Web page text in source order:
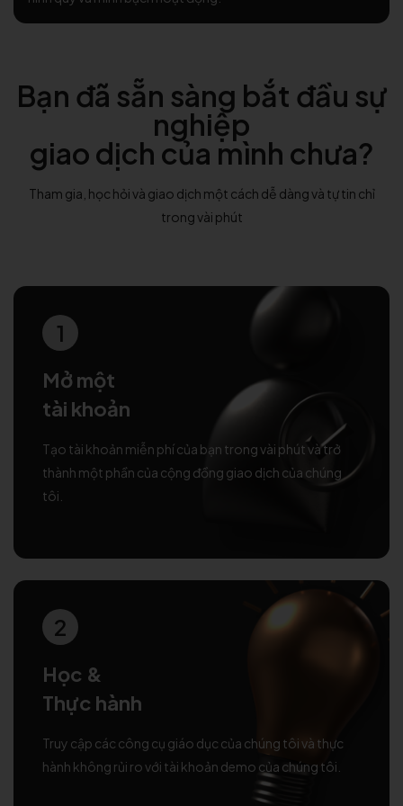
Bạn đã sẵn sàng bắt đầu sự
nghiệp
giao dịch của mình chưa?
Tham gia, học hỏi và giao dịch một cách dễ dàng và tự tin chỉ
trong vài phút
1
Mở một
tài khoản
Tạo tài khoản miễn phí của bạn trong vài phút và trở
thành một phần của cộng đồng giao dịch của chúng
tôi.
2
Học &
Thực hành
Truy cập các công cụ giáo dục của chúng tôi và thực
hành không rủi ro với tài khoản demo của chúng tôi.